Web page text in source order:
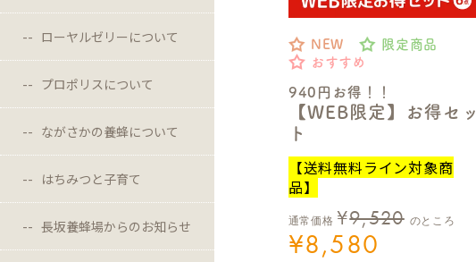
ローヤルゼリーについて
プロポリスについて
ながさかの養蜂について
はちみつと子育て
長坂養蜂場からのお知らせ
NEW
限定商品
おすすめ
940円お得！！
【WEB限定】お得セッ
ト
【送料無料ライン対象商
品】
通常価格 ¥9,520 のところ
¥8,580